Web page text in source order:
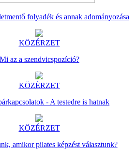
folyadék és annak adományozása
KÖZÉRZET
Mi az a szendvicspozíció?
KÖZÉRZET
- A testedre is hatnak
KÖZÉRZET
amikor pilates képzést választunk?